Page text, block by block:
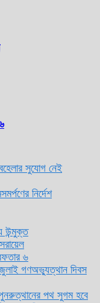
সুযোগ নেই
নির্দেশ
উন্মুক্ত
৬
জুলাই গণঅভ্যুত্থান দিবস
পথ সুগম হবে